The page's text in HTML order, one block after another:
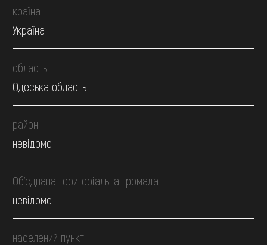
країна
Україна
область
Одеська область
район
невідомо
Об’єднана територіальна громада
невідомо
населений пункт